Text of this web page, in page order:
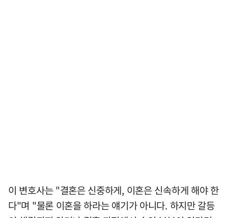
이 변호사는 "결혼은 신중하게, 이혼은 신속하게 해야 한
다"며 "물론 이혼을 하라는 얘기가 아니다. 하지만 갈등